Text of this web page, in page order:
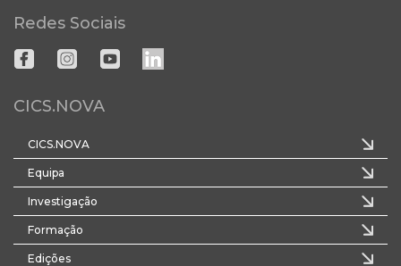
Redes Sociais
CICS.NOVA
CICS.NOVA
Equipa
Investigação
Formação
Edições